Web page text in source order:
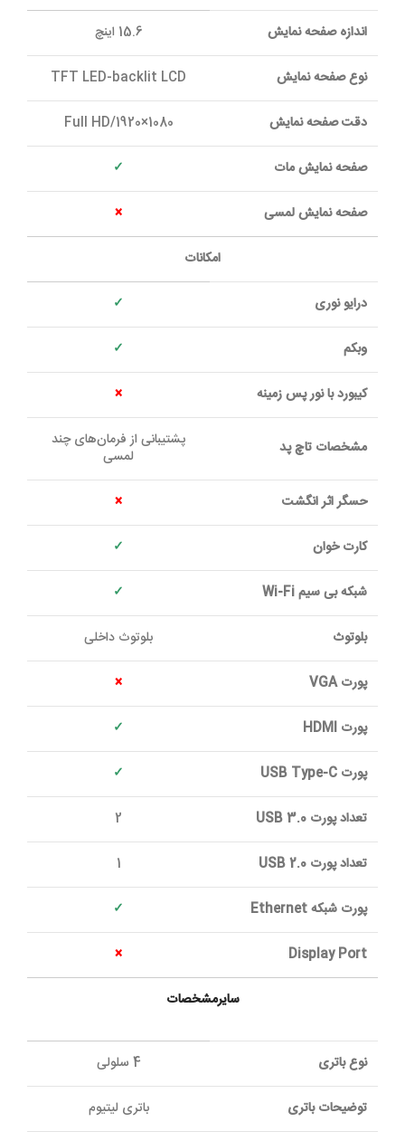
اندازه صفحه نمايش 15.6 اينچ
نوع صفحه نمايش TFT LED-backlit LCD
دقت صفحه نمايش Full HD/1920×1080
صفحه نمايش مات ✓
صفحه نمايش لمسی ×
امکانات
درايو نوری ✓
وبکم ✓
کيبورد با نور پس زمينه ×
مشخصات تاچ پد پشتیبانی از فرمان‌های چند
لمسی
حسگر اثر انگشت ×
کارت خوان ✓
شبکه بی سيم Wi-Fi ✓
بلوتوث بلوتوث داخلی
پورت VGA ×
پورت HDMI ✓
پورت USB Type-C ✓
تعداد پورت USB 3.0 2
تعداد پورت USB 2.0 1
پورت شبکه Ethernet ✓
Display Port
×
سايرمشخصات
نوع باتری 4 سلولی
توضیحات باتری باتری لیتیوم